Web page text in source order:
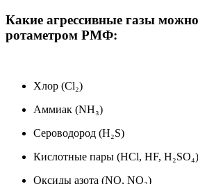
Какие агрессивные газы
ротаметром РМФ:
Хлор (Cl₂)
Аммиак (NH₃)
Сероводород (H₂S)
Кислотные пары (HCl, HF, H₂SO₄)
Оксиды азота (NO, NO₂)